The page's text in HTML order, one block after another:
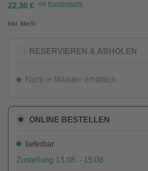
22,30 € mit Kundenkarte
Inkl. MwSt.
RESERVIEREN & ABHOLEN
Nicht in Märkten erhältlich
ONLINE BESTELLEN
lieferbar
Zustellung 13.08. - 15.08.